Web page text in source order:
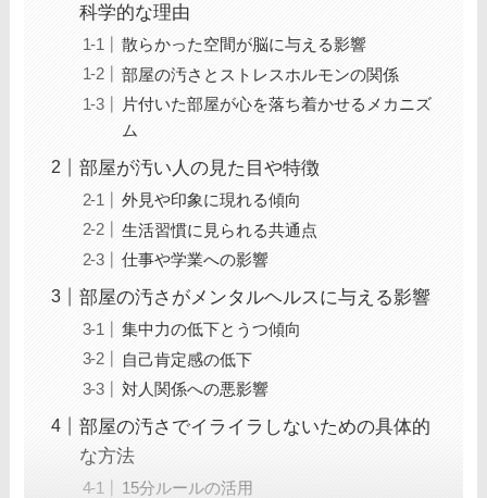
科学的な理由
散らかった空間が脳に与える影響
部屋の汚さとストレスホルモンの関係
片付いた部屋が心を落ち着かせるメカニズ
ム
部屋が汚い人の見た目や特徴
外見や印象に現れる傾向
生活習慣に見られる共通点
仕事や学業への影響
部屋の汚さがメンタルヘルスに与える影響
集中力の低下とうつ傾向
自己肯定感の低下
対人関係への悪影響
部屋の汚さでイライラしないための具体的
な方法
15分ルールの活用